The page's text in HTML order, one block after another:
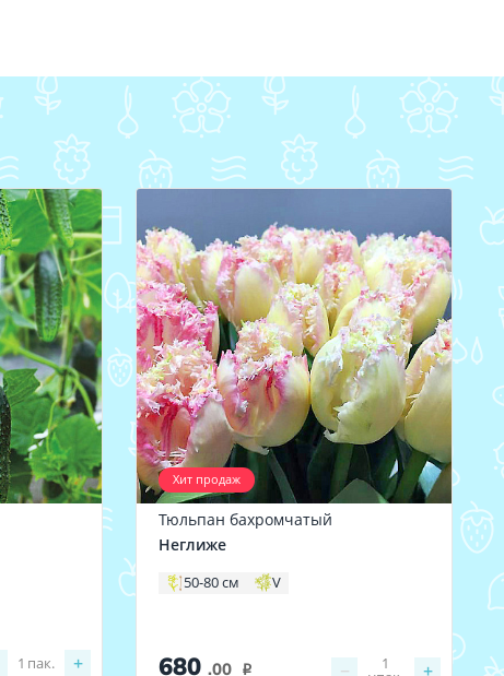
+
1 пак.
Хит продаж
Тюльпан бахромчатый
Неглиже
50-80 см V
680 .00 i − +
1